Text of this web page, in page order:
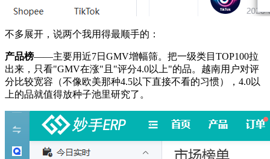
不多展开，说两个我用得最顺手的：
产品榜——主要用近7日GMV增幅筛。把一级类目TOP100拉
出来，只看"GMV在涨"且"评分4.0以上"的品。越南用户对评
分比较宽容（不像欧美那种4.5以下直接不看的习惯），4.0以
上的品就值得放种子池里研究了。